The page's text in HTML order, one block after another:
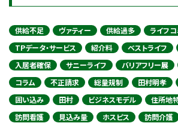
供給不足 ヴァティー 供給過多
ライフ
TPデータ・サービス
紹介料 ベストライフ
入居者確保
サニーライフ バリアフリー展
コラム
不正請求 総量規制 田村明孝
囲い込み
田村 ビジネスモデル 住所地
訪問看護
見込み量 ホスピス 訪問介護